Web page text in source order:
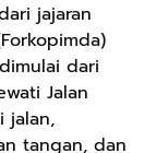
jajaran
dari
Jalan
jalan,
tangan, dan